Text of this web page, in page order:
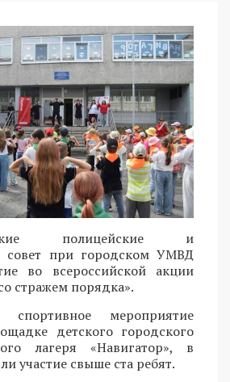
полицейские и
совет при городском УМВД
во всероссийской акции
стражем порядка».
спортивное мероприятие
детского городского
лагеря «Навигатор», в
участие свыше ста ребят.